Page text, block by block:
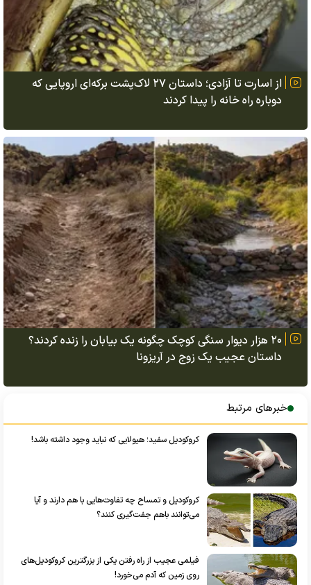
از اسارت تا آزادی؛ داستان ۲۷ لاک‌پشت برکه‌ای اروپایی که
دوباره راه خانه را پیدا کردند
۲۰ هزار دیوار سنگی کوچک چگونه یک بیابان را زنده کردند؟
داستان عجیب یک زوج در آریزونا
خبرهای مرتبط
کروکودیل سفید؛ هیولایی که نباید وجود داشته باشد!
کروکودیل و تمساح چه تفاوت‌هایی با هم دارند و آیا
می‌توانند باهم جفت‌گیری کنند؟
فیلمی عجیب از راه رفتن یکی از بزرگترین کروکودیل‌های
روی زمین که آدم می‌خورد!